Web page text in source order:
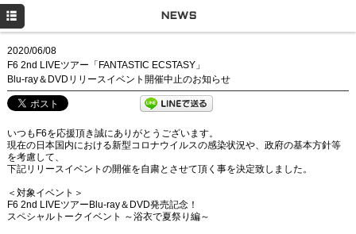
NEWS
2020/06/08
F6 2nd LIVEツアー「FANTASTIC ECSTASY」
Blu-ray＆DVDリリースイベント開催中止のお知らせ
いつもF6を応援頂き誠にありがとうございます。
現在の日本国内における新型コロナウイルスの感染状況や、政府の基本方針等
を考慮して、
下記リリースイベントの開催を自粛とさせて頂く事を決定致しました。
＜対象イベント＞
F6 2nd LIVEツアーBlu-ray＆DVD発売記念！
スペシャルトークイベント ～浴衣で夏祭り編～
NEWS
LIVE
DISCOGRAPHY
GOODS
Q&A
MOVIE